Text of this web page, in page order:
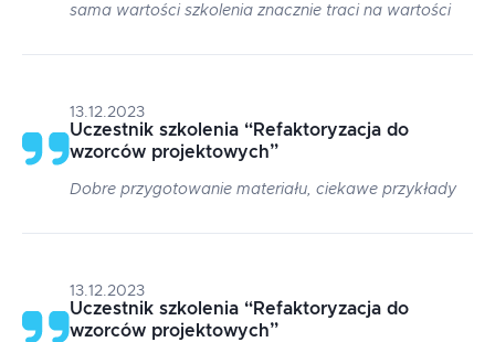
sama wartości szkolenia znacznie traci na wartości
13.12.2023
Uczestnik szkolenia “Refaktoryzacja do
wzorców projektowych”
Dobre przygotowanie materiału, ciekawe przykłady
13.12.2023
Uczestnik szkolenia “Refaktoryzacja do
wzorców projektowych”